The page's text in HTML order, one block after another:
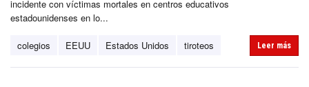
incidente con víctimas mortales en centros educativos
estadounidenses en lo...
colegios EEUU Estados Unidos tiroteos Leer más